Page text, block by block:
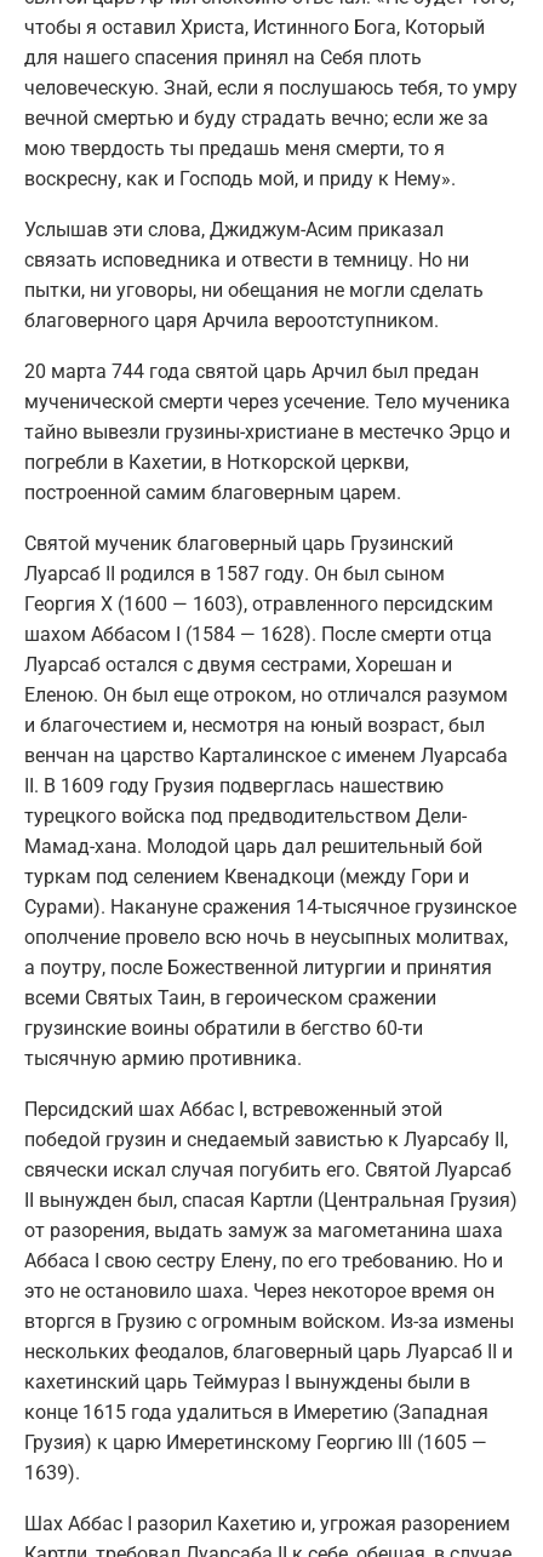
чтобы я оставил Христа, Истинного Бога, Который
для нашего спасения принял на Себя плоть
человеческую. Знай, если я послушаюсь тебя, то умру
вечной смертью и буду страдать вечно; если же за
мою твердость ты предашь меня смерти, то я
воскресну, как и Господь мой, и приду к Нему».
Услышав эти слова, Джиджум-Асим приказал
связать исповедника и отвести в темницу. Но ни
пытки, ни уговоры, ни обещания не могли сделать
благоверного царя Арчила вероотступником.
20 марта 744 года святой царь Арчил был предан
мученической смерти через усечение. Тело мученика
тайно вывезли грузины-христиане в местечко Эрцо и
погребли в Кахетии, в Ноткорской церкви,
построенной самим благоверным царем.
Святой мученик благоверный царь Грузинский
Луарсаб II родился в 1587 году. Он был сыном
Георгия Х (1600 — 1603), отравленного персидским
шахом Аббасом I (1584 — 1628). После смерти отца
Луарсаб остался с двумя сестрами, Хорешан и
Еленою. Он был еще отроком, но отличался разумом
и благочестием и, несмотря на юный возраст, был
венчан на царство Карталинское с именем Луарсаба
II. В 1609 году Грузия подверглась нашествию
турецкого войска под предводительством Дели-
Мамад-хана. Молодой царь дал решительный бой
туркам под селением Квенадкоци (между Гори и
Сурами). Накануне сражения 14-тысячное грузинское
ополчение провело всю ночь в неусыпных молитвах,
а поутру, после Божественной литургии и принятия
всеми Святых Таин, в героическом сражении
грузинские воины обратили в бегство 60-ти
тысячную армию противника.
Персидский шах Аббас I, встревоженный этой
победой грузин и снедаемый завистью к Луарсабу II,
свячески искал случая погубить его. Святой Луарсаб
II вынужден был, спасая Картли (Центральная Грузия)
от разорения, выдать замуж за магометанина шаха
Аббаса I свою сестру Елену, по его требованию. Но и
это не остановило шаха. Через некоторое время он
вторгся в Грузию с огромным войском. Из-за измены
нескольких феодалов, благоверный царь Луарсаб II и
кахетинский царь Теймураз I вынуждены были в
конце 1615 года удалиться в Имеретию (Западная
Грузия) к царю Имеретинскому Георгию III (1605 —
1639).
Шах Аббас I разорил Кахетию и, угрожая разорением